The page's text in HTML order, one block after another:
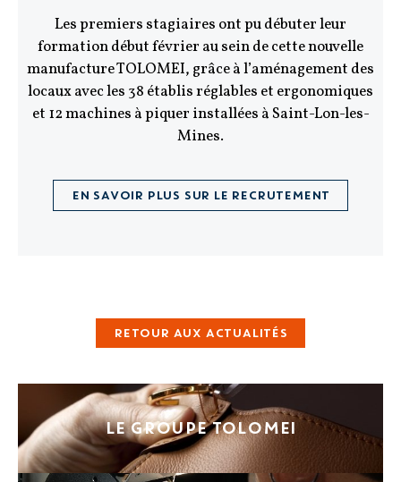
Les premiers stagiaires ont pu débuter leur
formation début février au sein de cette nouvelle
manufacture TOLOMEI, grâce à l’aménagement des
locaux avec les 38 établis réglables et ergonomiques
et 12 machines à piquer installées à Saint-Lon-les-
Mines.
EN SAVOIR PLUS SUR LE RECRUTEMENT
RETOUR AUX ACTUALITÉS
LE GROUPE TOLOMEI